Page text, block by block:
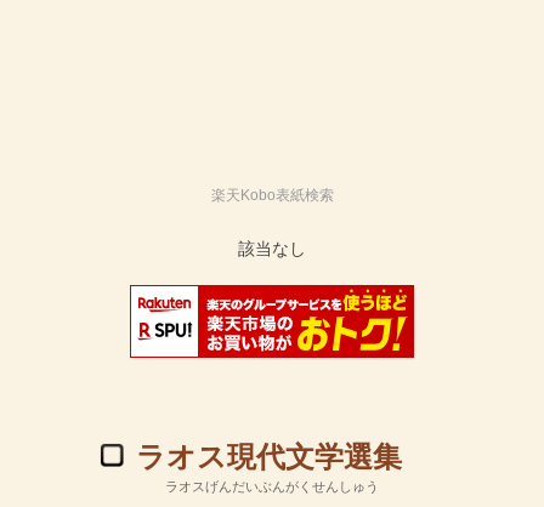
楽天Kobo表紙検索
ラオス現代文学選集
ラオスげんだいぶんがくせんしゅう